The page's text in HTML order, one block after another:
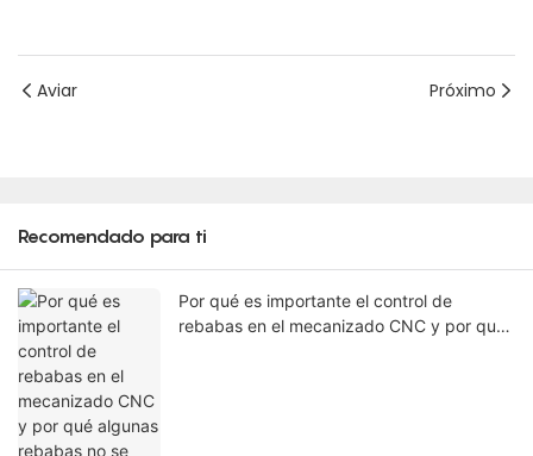
Aviar Próximo
Recomendado para ti
Por qué es importante el control de
rebabas en el mecanizado CNC y por qué